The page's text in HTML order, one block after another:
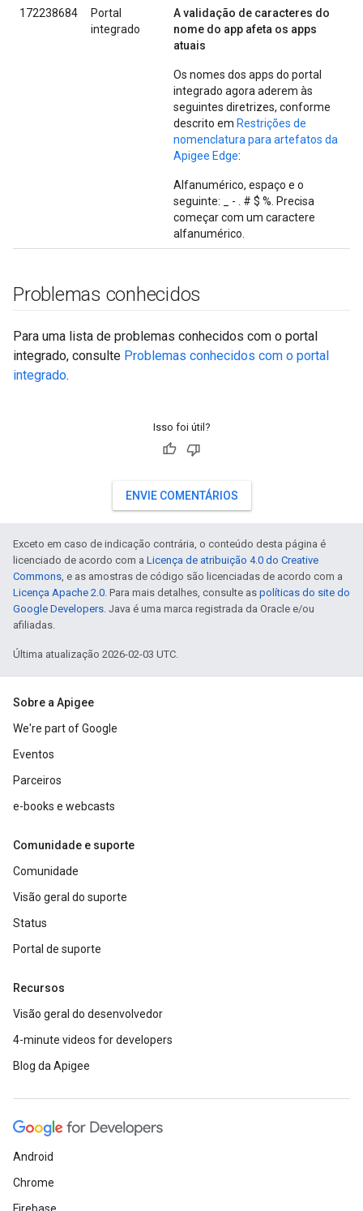
172238684
Portal
integrado
A validação de caracteres do
nome do app afeta os apps
atuais
Os nomes dos apps do portal
integrado agora aderem às
seguintes diretrizes, conforme
descrito em Restrições de
nomenclatura para artefatos da
Apigee Edge:
Alfanumérico, espaço e o
seguinte: _ - . # $ %. Precisa
começar com um caractere
alfanumérico.
Problemas conhecidos
Para uma lista de problemas conhecidos com o portal
integrado, consulte Problemas conhecidos com o portal
integrado.
Isso foi útil?
ENVIE COMENTÁRIOS
Exceto em caso de indicação contrária, o conteúdo desta página é
licenciado de acordo com a Licença de atribuição 4.0 do Creative
Commons, e as amostras de código são licenciadas de acordo com a
Licença Apache 2.0. Para mais detalhes, consulte as políticas do site do
Google Developers. Java é uma marca registrada da Oracle e/ou
afiliadas.
Última atualização 2026-02-03 UTC.
Sobre a Apigee
We're part of Google
Eventos
Parceiros
e-books e webcasts
Comunidade e suporte
Comunidade
Visão geral do suporte
Status
Portal de suporte
Recursos
Visão geral do desenvolvedor
4-minute videos for developers
Blog da Apigee
Android
Chrome